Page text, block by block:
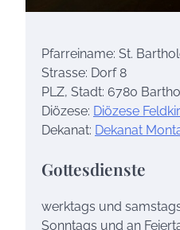
Pfarreiname: St.
Strasse: Dorf 8
PLZ, Stadt: 6780
Diözese: Diözese
Dekanat: Dekanat
Gottesdienste
werktags und
Sonntags und an